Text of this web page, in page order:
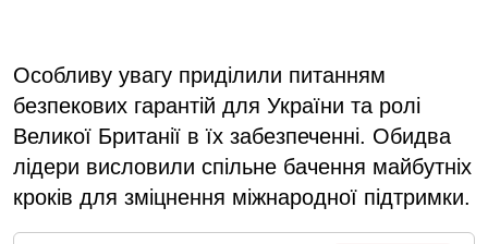
Особливу увагу приділили питанням
безпекових гарантій для України та ролі
Великої Британії в їх забезпеченні. Обидва
лідери висловили спільне бачення майбутніх
кроків для зміцнення міжнародної підтримки.